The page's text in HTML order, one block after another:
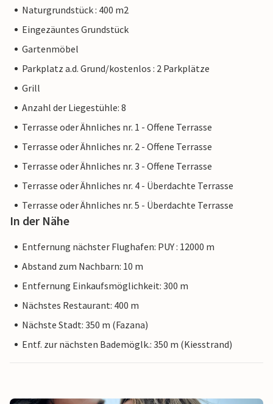
Naturgrundstück : 400 m2
Eingezäuntes Grundstück
Gartenmöbel
Parkplatz a.d. Grund/kostenlos : 2 Parkplätze
Grill
Anzahl der Liegestühle: 8
Terrasse oder Ähnliches nr. 1 - Offene Terrasse
Terrasse oder Ähnliches nr. 2 - Offene Terrasse
Terrasse oder Ähnliches nr. 3 - Offene Terrasse
Terrasse oder Ähnliches nr. 4 - Überdachte Terrasse
Terrasse oder Ähnliches nr. 5 - Überdachte Terrasse
In der Nähe
Entfernung nächster Flughafen: PUY : 12000 m
Abstand zum Nachbarn: 10 m
Entfernung Einkaufsmöglichkeit: 300 m
Nächstes Restaurant: 400 m
Nächste Stadt: 350 m (Fazana)
Entf. zur nächsten Bademöglk.: 350 m (Kiesstrand)